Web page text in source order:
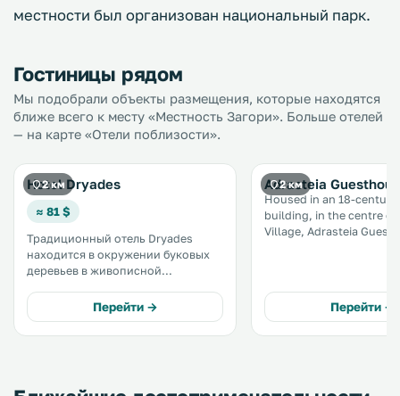
местности был организован национальный парк.
Гостиницы рядом
Мы подобрали объекты размещения, которые находятся
ближе всего к месту «Местность Загори». Больше отелей
— на карте «Отели поблизости».
2 км
Hotel Dryades
≈ 81 $
Традиционный отель Dryades
находится в окружении буковых
деревьев в живописной
гостей снэк-бар с видом на гору
Тимфи, а также номера в
загородном стиле с собственной
Перейти →
2 км
Adrasteia
Housed in an 18-
building, in the centre of
Village, Adrasteia
Перейти →